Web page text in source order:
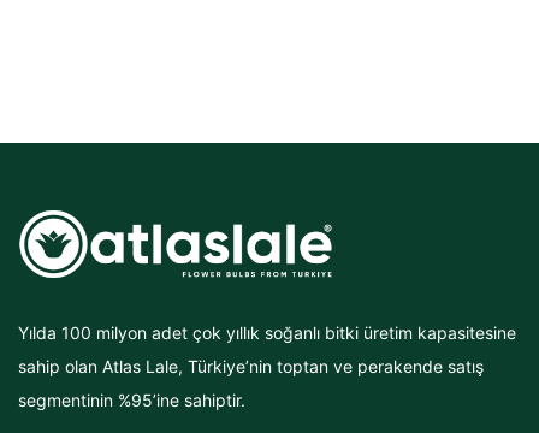
Yılda 100 milyon adet çok yıllık soğanlı bitki üretim kapasitesine
sahip olan Atlas Lale, Türkiye’nin toptan ve perakende satış
segmentinin %95’ine sahiptir.